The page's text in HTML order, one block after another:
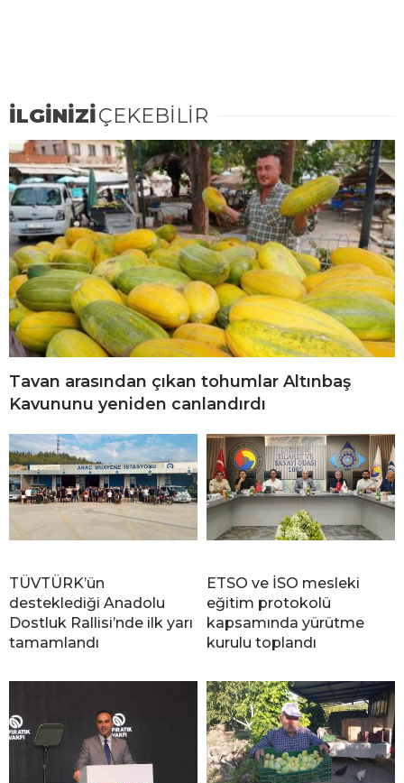
İLGİNİZİÇEKEBİLİR
Tavan arasından çıkan tohumlar Altınbaş
Kavununu yeniden canlandırdı
TÜVTÜRK’ün
desteklediği Anadolu
Dostluk Rallisi’nde ilk yarı
tamamlandı
ETSO ve İSO mesleki
eğitim protokolü
kapsamında yürütme
kurulu toplandı